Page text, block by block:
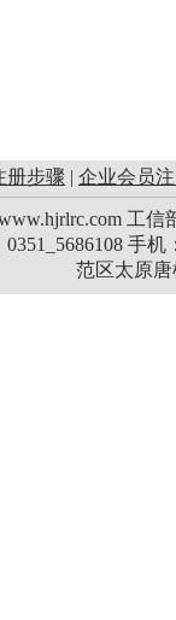
册步骤 | 企业会员
工信
手
范区太原